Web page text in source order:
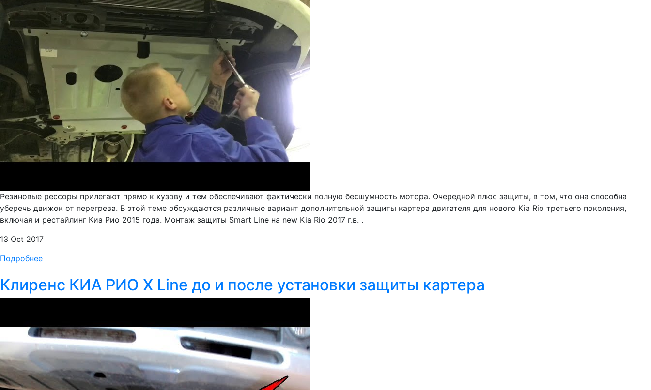
Резиновые рессоры прилегают прямо к кузову и тем обеспечивают фактически полную бесшумность мотора. Очередной плюс защиты, в том, что она способна
уберечь движок от перегрева. В этой теме обсуждаются различные вариант дополнительной защиты картера двигателя для нового Kia Rio третьего поколения,
включая и рестайлинг Киа Рио 2015 года. Монтаж защиты Smart Line на new Kia Rio 2017 г.в. .
13 Oct 2017
Подробнее
Клиренс КИА РИО X Line до и после установки защиты картера